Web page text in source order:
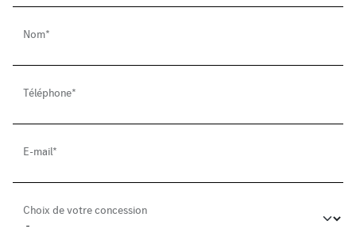
Nom*
Téléphone*
E-mail*
Choix de votre concession